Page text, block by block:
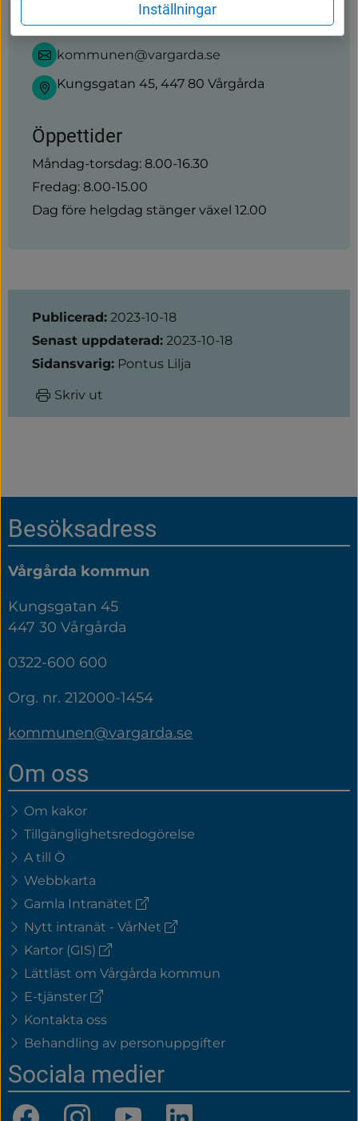
0322-600 600
kommunen@vargarda.se
Kungsgatan 45, 447 80 Vårgårda
Öppettider
Måndag-torsdag: 8.00-16.30
Fredag: 8.00-15.00
Dag före helgdag stänger växel 12.00
Sidinformation
Publicerad: 2023-10-18
Senast uppdaterad: 2023-10-18
Sidansvarig: Pontus Lilja
Skriv ut
Sidfot
Besöksadress
Vårgårda kommun
Kungsgatan 45
447 30 Vårgårda
0322-600 600
Org. nr. 212000-1454
kommunen@vargarda.se
Om oss
Om kakor
Tillgänglighetsredogörelse
A till Ö
Webbkarta
Gamla Intranätet (extern
länk)
Nytt intranät - VårNet (extern
Kartor (GIS) (extern
länk)
Lättläst om Vårgårda kommun
E-tjänster (extern
Kontakta oss
Behandling av personuppgifter
Sociala medier
Inställningar